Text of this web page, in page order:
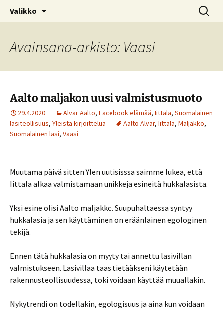
© Kruununjalokivet.com
Kotimaiseen lasiin keskittyvä blogi
Valikko Haku:
Avainsana-arkisto: Vaasi
Aalto maljakon uusi valmistusmuoto
29.4.2020 Alvar Aalto, Facebook elämää, Iittala, Suomalainen
lasiteollisuus, Yleistä kirjoittelua Aalto Alvar, Iittala, Maljakko,
Suomalainen lasi, Vaasi
Muutama päivä sitten Ylen uutisisssa saimme lukea, että
Iittala alkaa valmistamaan unikkeja esineitä hukkalasista.
Yksi esine olisi Aalto maljakko. Suupuhaltaessa syntyy
hukkalasia ja sen käyttäminen on eräänlainen egologinen
tekijä.
Ennen tätä hukkalasia on myyty tai annettu lasivillan
valmistukseen. Lasivillaa taas tietääkseni käytetään
rakennusteollisuudessa, toki voidaan käyttää muuallakin.
Nykytrendi on todellakin, egologisuus ja aina kun voidaan